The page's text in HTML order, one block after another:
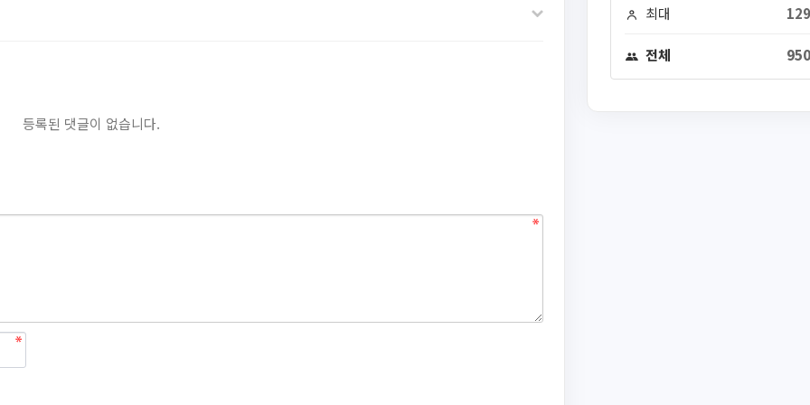
등록된 댓글이 없습니다.
최대
전체